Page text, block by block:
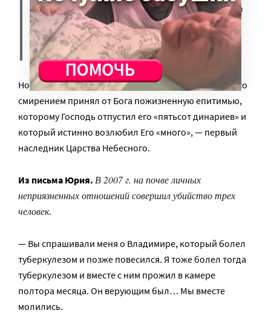
смерти. Особенно те из них, кто
лишил жизни, может быть, не
одного человека.
Но у Бога все иначе: покаявшийся убийца, который со
смирением принял от Бога пожизненную епитимью,
которому Господь отпустил его «пятьсот динариев» и
который истинно возлюбил Его «много», — первый
наследник Царства Небесного.
Из письма Юрия. В 2007 г. на почве личных
неприязненных отношений совершил убийство трех
человек.
— Вы спрашивали меня о Владимире, который болел
туберкулезом и позже повесился. Я тоже болел тогда
туберкулезом и вместе с ним прожил в камере
полтора месяца. Он верующим был… Мы вместе
молились.